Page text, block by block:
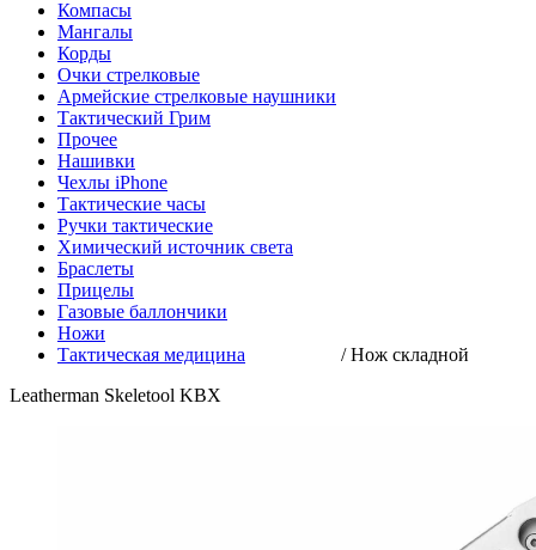
Компасы
Мангалы
Корды
Очки стрелковые
Армейские стрелковые наушники
Тактический Грим
Прочее
Нашивки
Чехлы iPhone
Тактические часы
Ручки тактические
Химический источник света
Браслеты
Прицелы
Газовые баллончики
Ножи
Тактическая медицина
/Нож складной
Leatherman Skeletool KBX